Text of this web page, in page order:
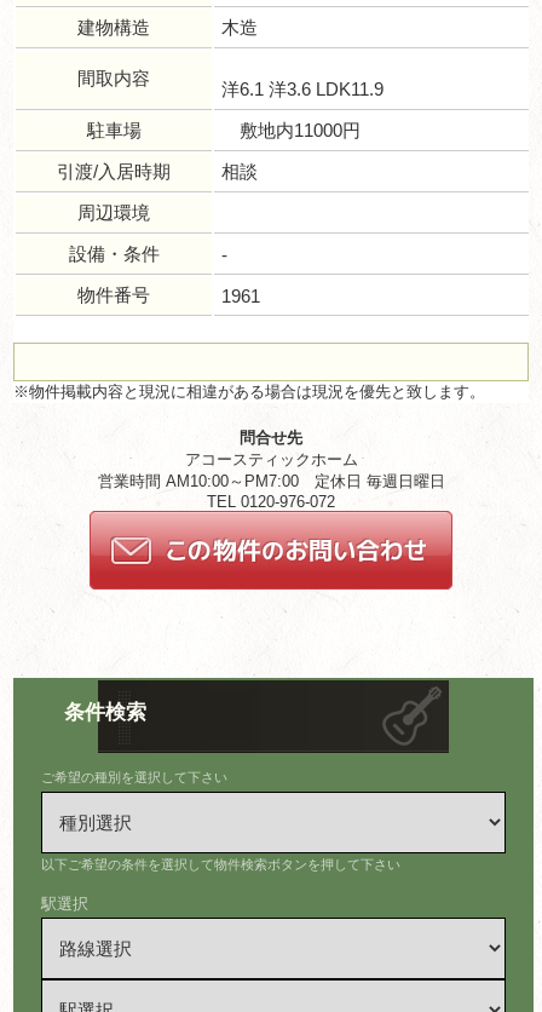
条件検索
ご希望の種別を選択して下さい
以下ご希望の条件を選択して物件検索ボタンを押して下さい
駅選択
建物構造
木造
間取内容
洋6.1 洋3.6 LDK11.9
駐車場
敷地内11000円
引渡/入居時期
相談
周辺環境
設備・条件
-
物件番号
1961
※物件掲載内容と現況に相違がある場合は現況を優先と致します。
問合せ先
アコースティックホーム
営業時間 AM10:00～PM7:00 定休日 毎週日曜日
TEL 0120-976-072